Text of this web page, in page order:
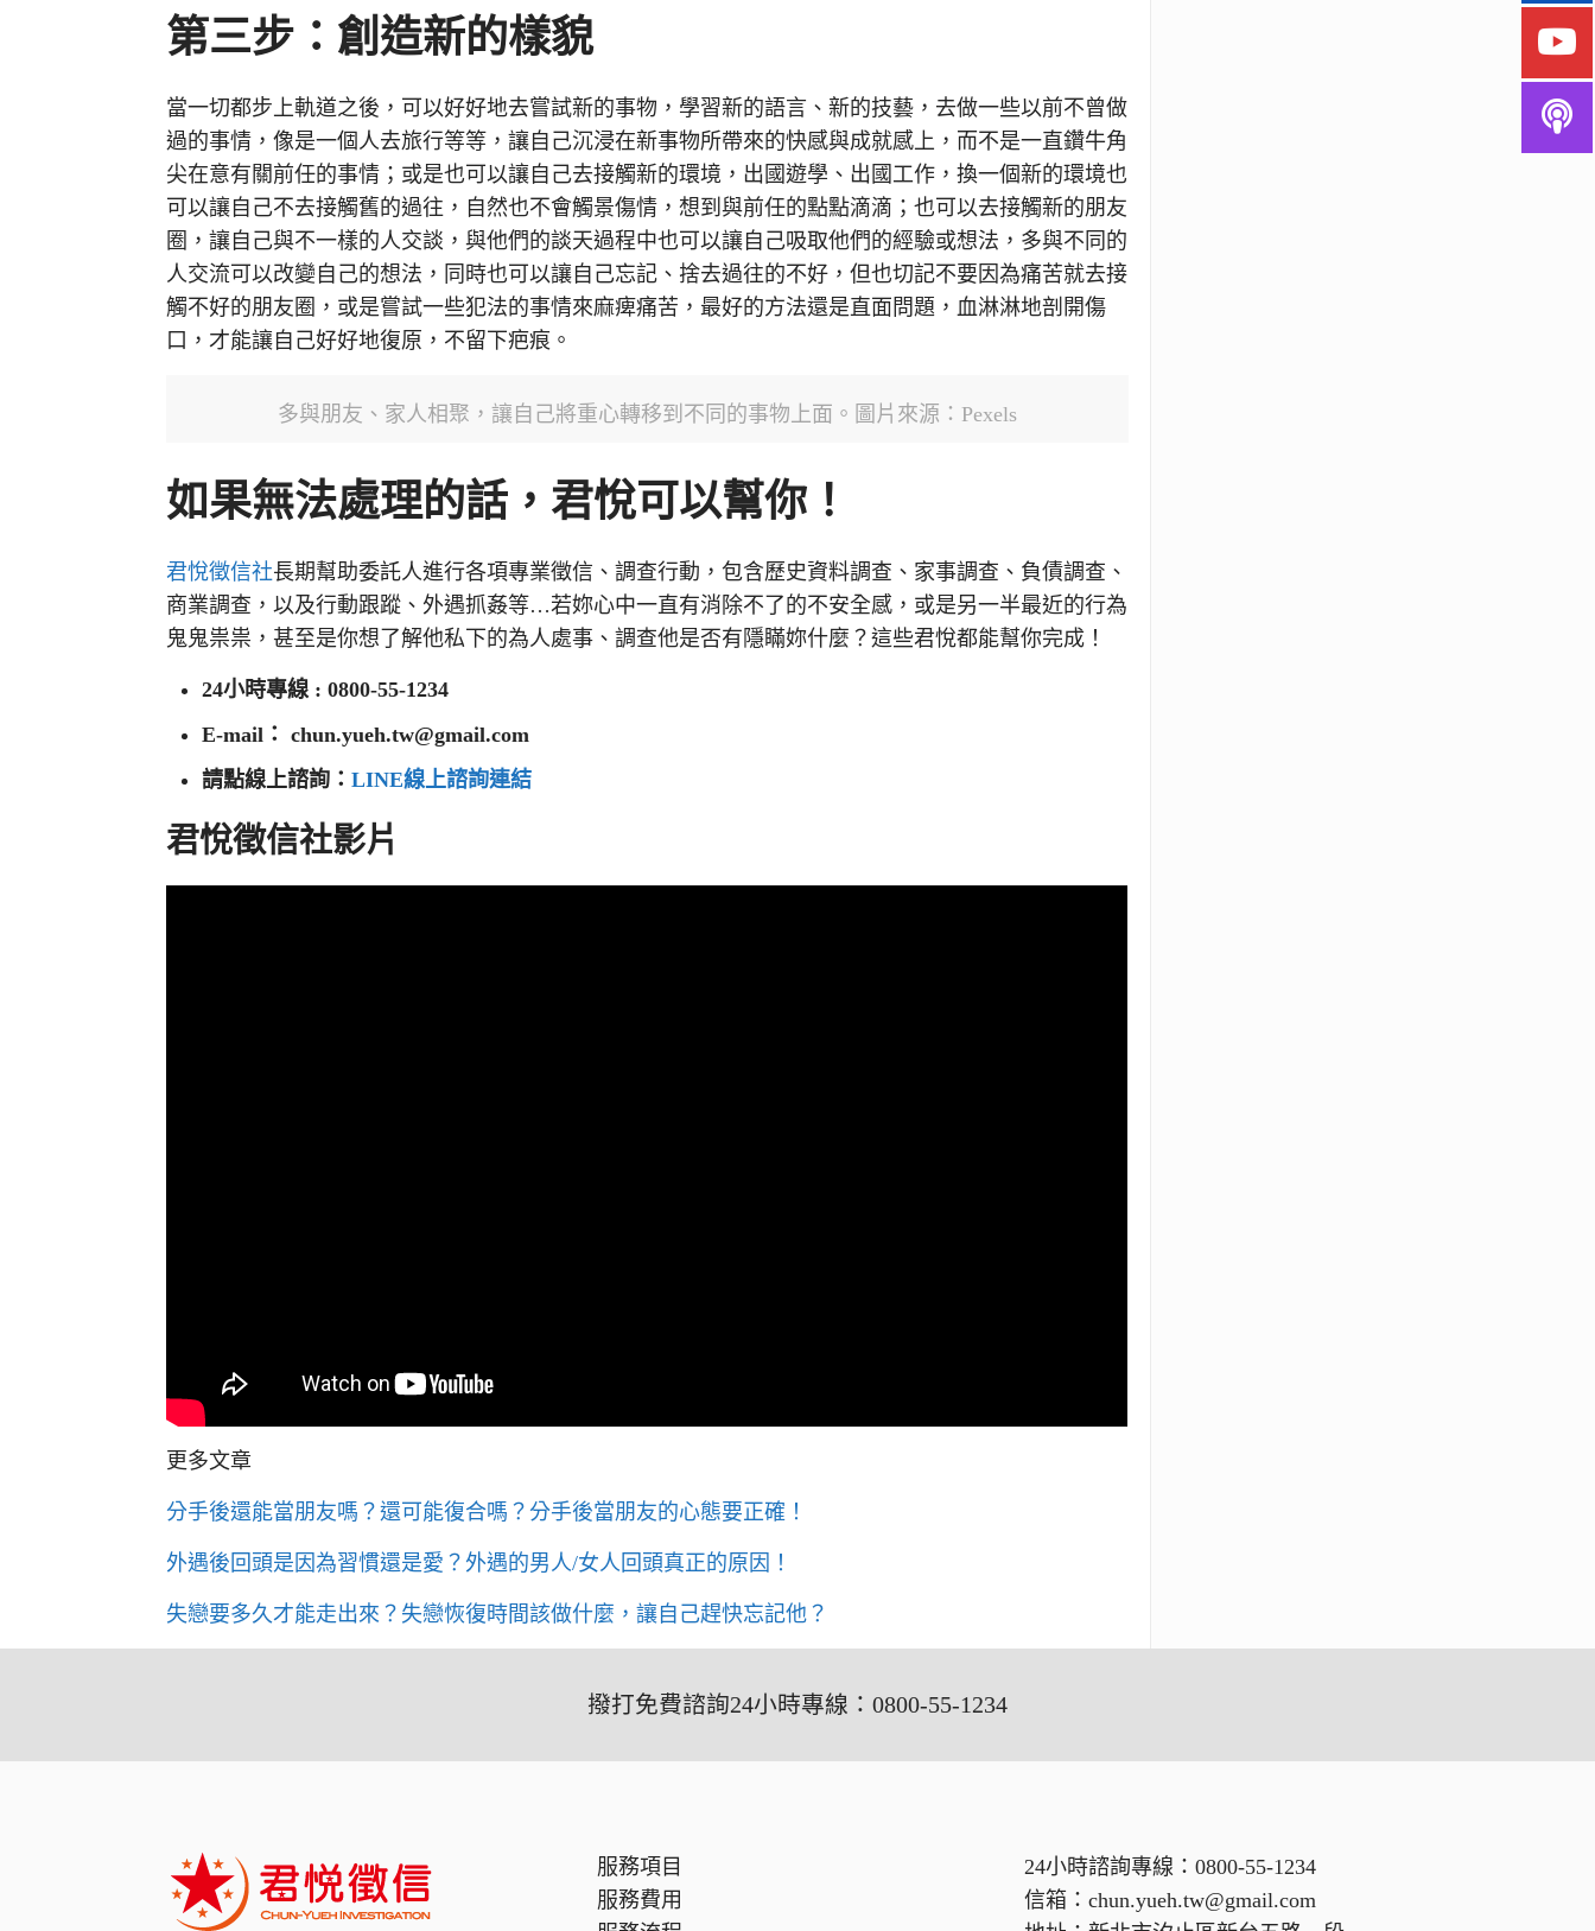
第三步：創造新的樣貌
當一切都步上軌道之後，可以好好地去嘗試新的事物，學習新的語言、新的技藝，去做一些以前不曾做
過的事情，像是一個人去旅行等等，讓自己沉浸在新事物所帶來的快感與成就感上，而不是一直鑽牛角
尖在意有關前任的事情；或是也可以讓自己去接觸新的環境，出國遊學、出國工作，換一個新的環境也
可以讓自己不去接觸舊的過往，自然也不會觸景傷情，想到與前任的點點滴滴；也可以去接觸新的朋友
圈，讓自己與不一樣的人交談，與他們的談天過程中也可以讓自己吸取他們的經驗或想法，多與不同的
人交流可以改變自己的想法，同時也可以讓自己忘記、捨去過往的不好，但也切記不要因為痛苦就去接
觸不好的朋友圈，或是嘗試一些犯法的事情來麻痺痛苦，最好的方法還是直面問題，血淋淋地剖開傷
口，才能讓自己好好地復原，不留下疤痕。
多與朋友、家人相聚，讓自己將重心轉移到不同的事物上面。圖片來源：Pexels
如果無法處理的話，君悅可以幫你！
君悅徵信社長期幫助委託人進行各項專業徵信、調查行動，包含歷史資料調查、家事調查、負債調查、
商業調查，以及行動跟蹤、外遇抓姦等…若妳心中一直有消除不了的不安全感，或是另一半最近的行為
鬼鬼祟祟，甚至是你想了解他私下的為人處事、調查他是否有隱瞞妳什麼？這些君悅都能幫你完成！
24小時專線 : 0800-55-1234
E-mail：
chun.yueh.tw@gmail.com
請點線上諮詢：LINE線上諮詢連結
君悅徵信社影片
更多文章
分手後還能當朋友嗎？還可能復合嗎？分手後當朋友的心態要正確！
外遇後回頭是因為習慣還是愛？外遇的男人/女人回頭真正的原因！
失戀要多久才能走出來？失戀恢復時間該做什麼，讓自己趕快忘記他？
撥打免費諮詢24小時專線：0800-55-1234
服務項目
服務費用
24小時諮詢專線： 0800-55-1234
信箱： chun.yueh.tw@gmail.com